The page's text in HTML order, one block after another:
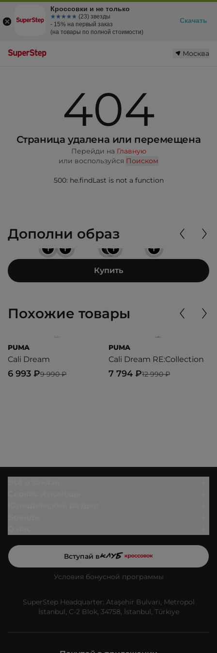
Москва
404
Страница удалена или перемещена
Перейди на Главную
или воспользуйся Поиском
500: he.findLast is not a function
Дополни образ
+
+
+ +
+
Купить
Похожие товары
PUMA
Cali Dream
9 990 ₽
6 993 ₽
PUMA
Cali Dream RE:Collection
12 990 ₽
7 794 ₽
Вступай в
Условия бонусной программы
SuperStep Headquarter: Ataşehir Bulvarı, Metropol
İstanbul, C-2 Blok, 34758, İstanbul, Türkiye
Кроссовки и не только
☆☆☆☆☆
★★★★★ (23) звезды
- 15% на первый заказ
(на товары по полной стоимости)
Скачать